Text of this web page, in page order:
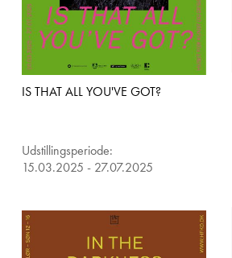
IS THAT ALL YOU'VE GOT?
Udstillingsperiode:
15.03.2025 - 27.07.2025